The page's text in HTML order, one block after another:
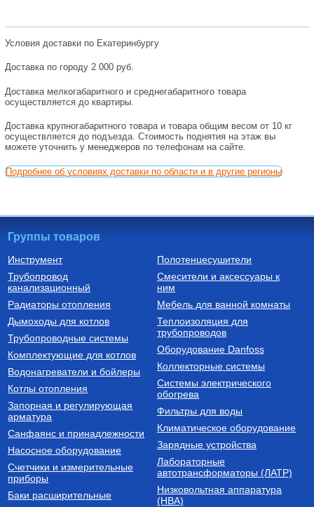
Условия доставки по Екатеринбургу
Доставка по городу 2 000 руб.
Доставка мелкогабаритного и среднегабаритного товара
осуществляется до квартиры.
Доставка крупногабаритного товара и товара общим весом от 10 кг
осуществляется до подъезда. Стоимость поднятия на этаж вы
можете уточнить у менеджеров по телефонам на сайте.
Подробнее об условиях доставки по области и в другие регионы
Группы товаров
Инструмент
Трубопровод
канализационный
Радиаторы отопления
Дымоходы для котлов
Трубопроводные системы
Комплектующие для котлов
Водонагреватели и бойлеры
Котлы отопления
Запорная и регулирующая
арматура
Санфаянс и принадлежности
Насосное оборудование
Счетчики и измерительные
приборы
Баки расширительные
Полотенцесушители
Смесители и аксессуары к
ним
Мебель для ванной комнаты
Теплоизоляция для
трубопроводов
Оборудование Danfoss
Коллекторные системы
Системы электрического
обогрева
Фильтры для воды
Климатическое оборудование
Зарядные устройства
Лабораторные
автотрансформаторы (ЛАТР)
Низковольтная аппаратура
(НВА)